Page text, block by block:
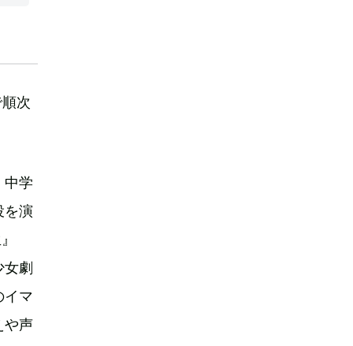
次
中学
を演
劇
イマ
や声